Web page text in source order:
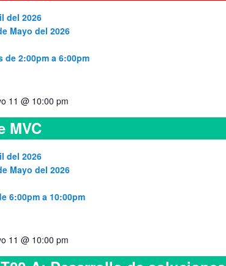
del 2026
Mayo del 2026
de 2:00pm a 6:00pm
11 @ 10:00 pm
MVC
del 2026
Mayo del 2026
6:00pm a 10:00pm
11 @ 10:00 pm